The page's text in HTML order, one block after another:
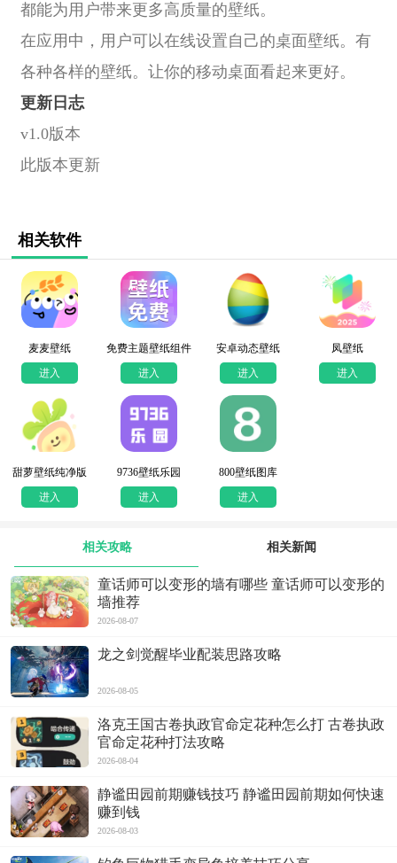
都能为用户带来更多高质量的壁纸。
在应用中，用户可以在线设置自己的桌面壁纸。有
各种各样的壁纸。让你的移动桌面看起来更好。
更新日志
v1.0版本
此版本更新
相关软件
麦麦壁纸
进入
免费主题壁纸组件
进入
安卓动态壁纸
进入
凤壁纸
进入
甜萝壁纸纯净版
进入
9736壁纸乐园
进入
800壁纸图库
进入
相关攻略 相关新闻
童话师可以变形的墙有哪些 童话师可以变形的
墙推荐
2026-08-07
龙之剑觉醒毕业配装思路攻略
2026-08-05
洛克王国古卷执政官命定花种怎么打 古卷执政
官命定花种打法攻略
2026-08-04
静谧田园前期赚钱技巧 静谧田园前期如何快速
赚到钱
2026-08-03